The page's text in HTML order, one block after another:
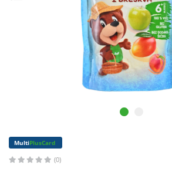
MultiPlusCard
(0)